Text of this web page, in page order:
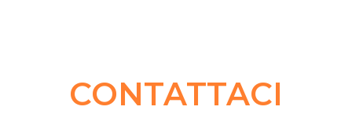
CONTATTACI